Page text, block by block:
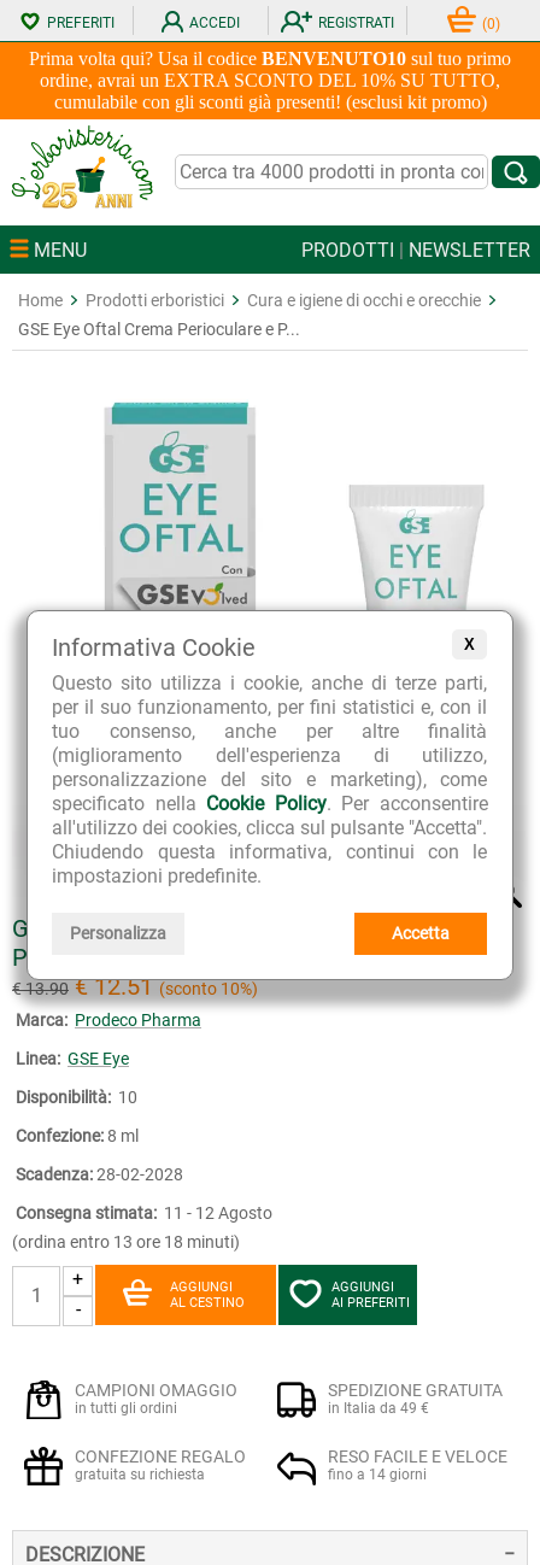
X
Informativa Cookie
Questo sito utilizza i cookie, anche di terze parti,
per il suo funzionamento, per fini statistici e, con il
tuo consenso, anche per altre finalità
(miglioramento dell'esperienza di utilizzo,
personalizzazione del sito e marketing), come
specificato nella Cookie Policy. Per acconsentire
all'utilizzo dei cookies, clicca sul pulsante "Accetta".
Chiudendo questa informativa, continui con le
impostazioni predefinite.
Personalizza Accetta
Prima volta qui? Usa il codice BENVENUTO10 sul tuo primo
ordine, avrai un EXTRA SCONTO DEL 10% SU TUTTO,
cumulabile con gli sconti già presenti! (esclusi kit promo)
PREFERITI ACCEDI REGISTRATI (0)
MENU PRODOTTI | NEWSLETTER
Home Prodotti erboristici
Cura e igiene di occhi e orecchie
GSE Eye Oftal Crema Perioculare e P...
GSE EYE OFTAL CREMA PERIOCULARE E
PALPEBRALE
€ 13.90 € 12.51(sconto 10%)
Marca: Prodeco Pharma
Linea: GSE Eye
Disponibilità: 10
Confezione:8 ml
Scadenza:28-02-2028
Consegna stimata: 11 - 12 Agosto
(ordina entro 13 ore 18 minuti)
+
-
AGGIUNGI
AL CESTINO
AGGIUNGI
AI PREFERITI
CAMPIONI OMAGGIO
in tutti gli ordini
SPEDIZIONE GRATUITA
in Italia da 49 €
CONFEZIONE REGALO
gratuita su richiesta
RESO FACILE E VELOCE
fino a 14 giorni
DESCRIZIONE